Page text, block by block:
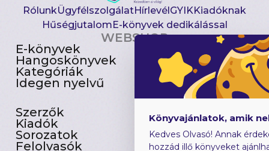
RólunkÜgyfélszolgálatHírlevélGYIKKiadóknak
HűségjutalomE-könyvek dedikálással
WEBSHOP
E-könyvek
Hangoskönyvek
Kategóriák
Idegen nyelvű
Csomagajánlatok
Akciósak
Előjegyezhetők
Újdonságok
Szerzők
Kiadók
Sorozatok
Felolvasók
Gyerekkönyvek
Heti toplista
Ajándékutalvány
Blog
Könyvajánlatok, amik
Kedves Olvasó! Annak
hozzád illő könyveket